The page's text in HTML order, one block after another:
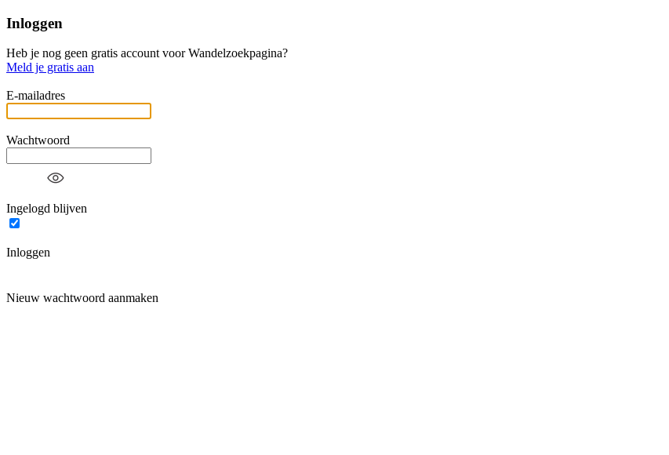
Inloggen
Heb je nog geen gratis account voor Wandelzoekpagina?
Meld je gratis aan
E-mailadres
Wachtwoord
Ingelogd blijven
Inloggen
Nieuw wachtwoord aanmaken